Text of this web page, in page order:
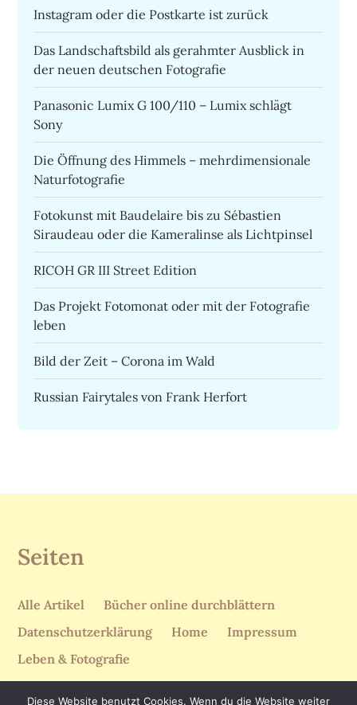
Instagram oder die Postkarte ist zurück
Das Landschaftsbild als gerahmter Ausblick in
der neuen deutschen Fotografie
Panasonic Lumix G 100/110 – Lumix schlägt
Sony
Die Öffnung des Himmels – mehrdimensionale
Naturfotografie
Fotokunst mit Baudelaire bis zu Sébastien
Siraudeau oder die Kameralinse als Lichtpinsel
RICOH GR III Street Edition
Das Projekt Fotomonat oder mit der Fotografie
leben
Bild der Zeit – Corona im Wald
Russian Fairytales von Frank Herfort
Seiten
Alle Artikel
Bücher online durchblättern
Datenschutzerklärung
Home
Impressum
Leben & Fotografie
Diese Website benutzt Cookies. Wenn du die Website weiter